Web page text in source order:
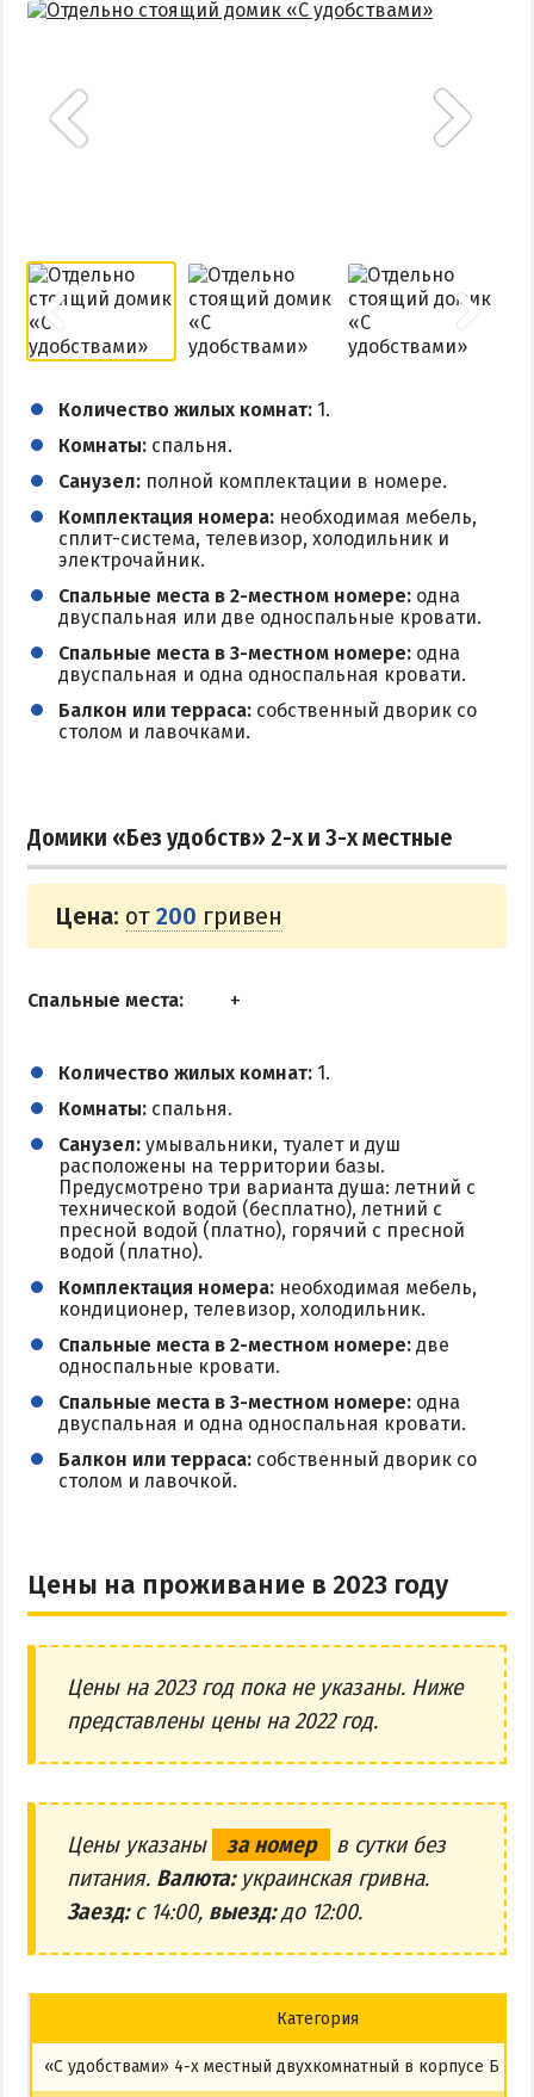
Количество жилых комнат: 1.
Комнаты: спальня.
Санузел: полной комплектации в номере.
Комплектация номера: необходимая мебель,
сплит-система, телевизор, холодильник и
электрочайник.
Спальные места в 2-местном номере: одна
двуспальная или две односпальные кровати.
Спальные места в 3-местном номере: одна
двуспальная и одна односпальная кровати.
Балкон или терраса: собственный дворик со
столом и лавочками.
Домики «Без удобств» 2-х и 3-х местные
Цена: от 200 гривен
Спальные места:
Количество жилых комнат: 1.
Комнаты: спальня.
Санузел: умывальники, туалет и душ
расположены на территории базы.
Предусмотрено три варианта душа: летний с
технической водой (бесплатно), летний с
пресной водой (платно), горячий с пресной
водой (платно).
Комплектация номера: необходимая мебель,
кондиционер, телевизор, холодильник.
Спальные места в 2-местном номере: две
односпальные кровати.
Спальные места в 3-местном номере: одна
двуспальная и одна односпальная кровати.
Балкон или терраса: собственный дворик со
столом и лавочкой.
Цены на проживание в 2023 году
Цены на 2023 год пока не указаны. Ниже
представлены цены на 2022 год.
Цены указаны за номер
в сутки без
питания. Валюта:украинская гривна.
Заезд:с 14:00, выезд:до 12:00.
Категория
«С удобствами» 4-х местный двухкомнатный в корпусе Б